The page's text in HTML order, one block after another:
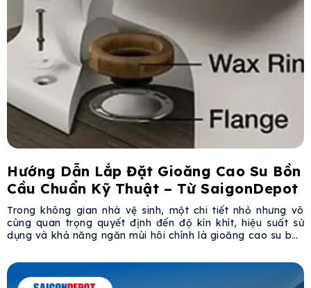
Hướng Dẫn Lắp Đặt Gioăng Cao Su Bồn
Cầu Chuẩn Kỹ Thuật – Từ SaigonDepot
Trong không gian nhà vệ sinh, một chi tiết nhỏ nhưng vô
cùng quan trọng quyết định đến độ kín khít, hiệu suất sử
dụng và khả năng ngăn mùi hôi chính là gioăng cao su bồn
chi tiết cách chọn, lắp đặt và